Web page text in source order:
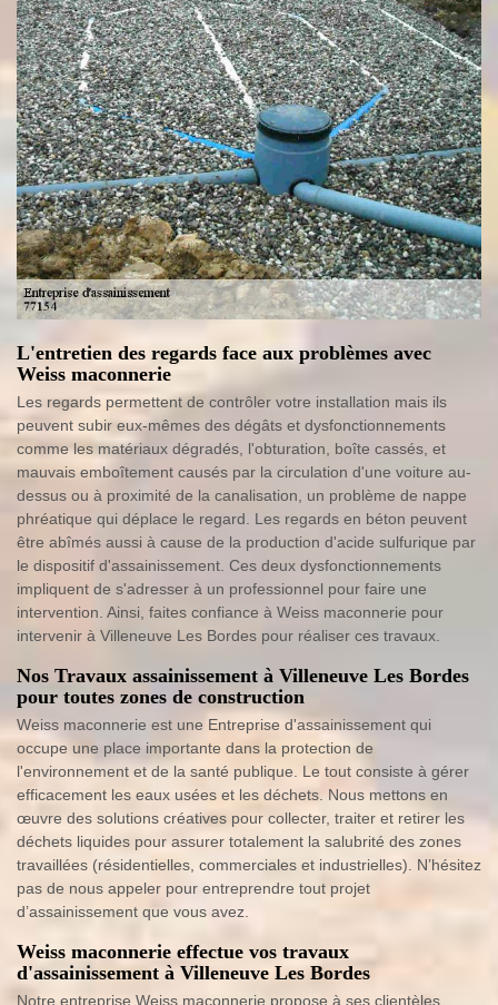
L'entretien des regards face aux problèmes avec
Weiss maconnerie
Les regards permettent de contrôler votre installation mais ils
peuvent subir eux-mêmes des dégâts et dysfonctionnements
comme les matériaux dégradés, l'obturation, boîte cassés, et
mauvais emboîtement causés par la circulation d'une voiture au-
dessus ou à proximité de la canalisation, un problème de nappe
phréatique qui déplace le regard. Les regards en béton peuvent
être abîmés aussi à cause de la production d'acide sulfurique par
le dispositif d'assainissement. Ces deux dysfonctionnements
impliquent de s'adresser à un professionnel pour faire une
intervention. Ainsi, faites confiance à Weiss maconnerie pour
intervenir à Villeneuve Les Bordes pour réaliser ces travaux.
Nos Travaux assainissement à Villeneuve Les Bordes
pour toutes zones de construction
Weiss maconnerie est une Entreprise d'assainissement qui
occupe une place importante dans la protection de
l'environnement et de la santé publique. Le tout consiste à gérer
efficacement les eaux usées et les déchets. Nous mettons en
œuvre des solutions créatives pour collecter, traiter et retirer les
déchets liquides pour assurer totalement la salubrité des zones
travaillées (résidentielles, commerciales et industrielles). N’hésitez
pas de nous appeler pour entreprendre tout projet
d’assainissement que vous avez.
Weiss maconnerie effectue vos travaux
d'assainissement à Villeneuve Les Bordes
Notre entreprise Weiss maconnerie propose à ses clientèles